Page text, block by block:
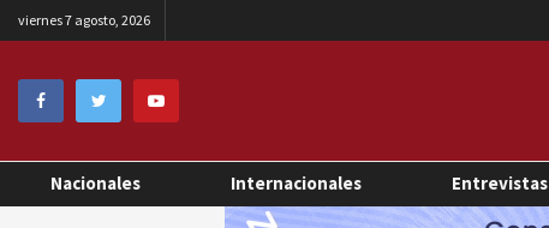
viernes 7 agosto, 2026
Nacionales Internacionales Entrevistas